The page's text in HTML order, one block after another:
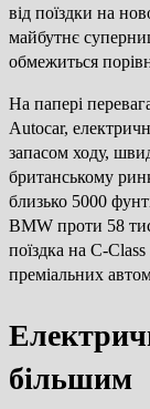
від поїздки на
майбутнє
обмежиться
На папері
Autocar,
запасом ходу,
британському
близько 5000
BMW проти 58
поїздка на C-
преміальних
більшим